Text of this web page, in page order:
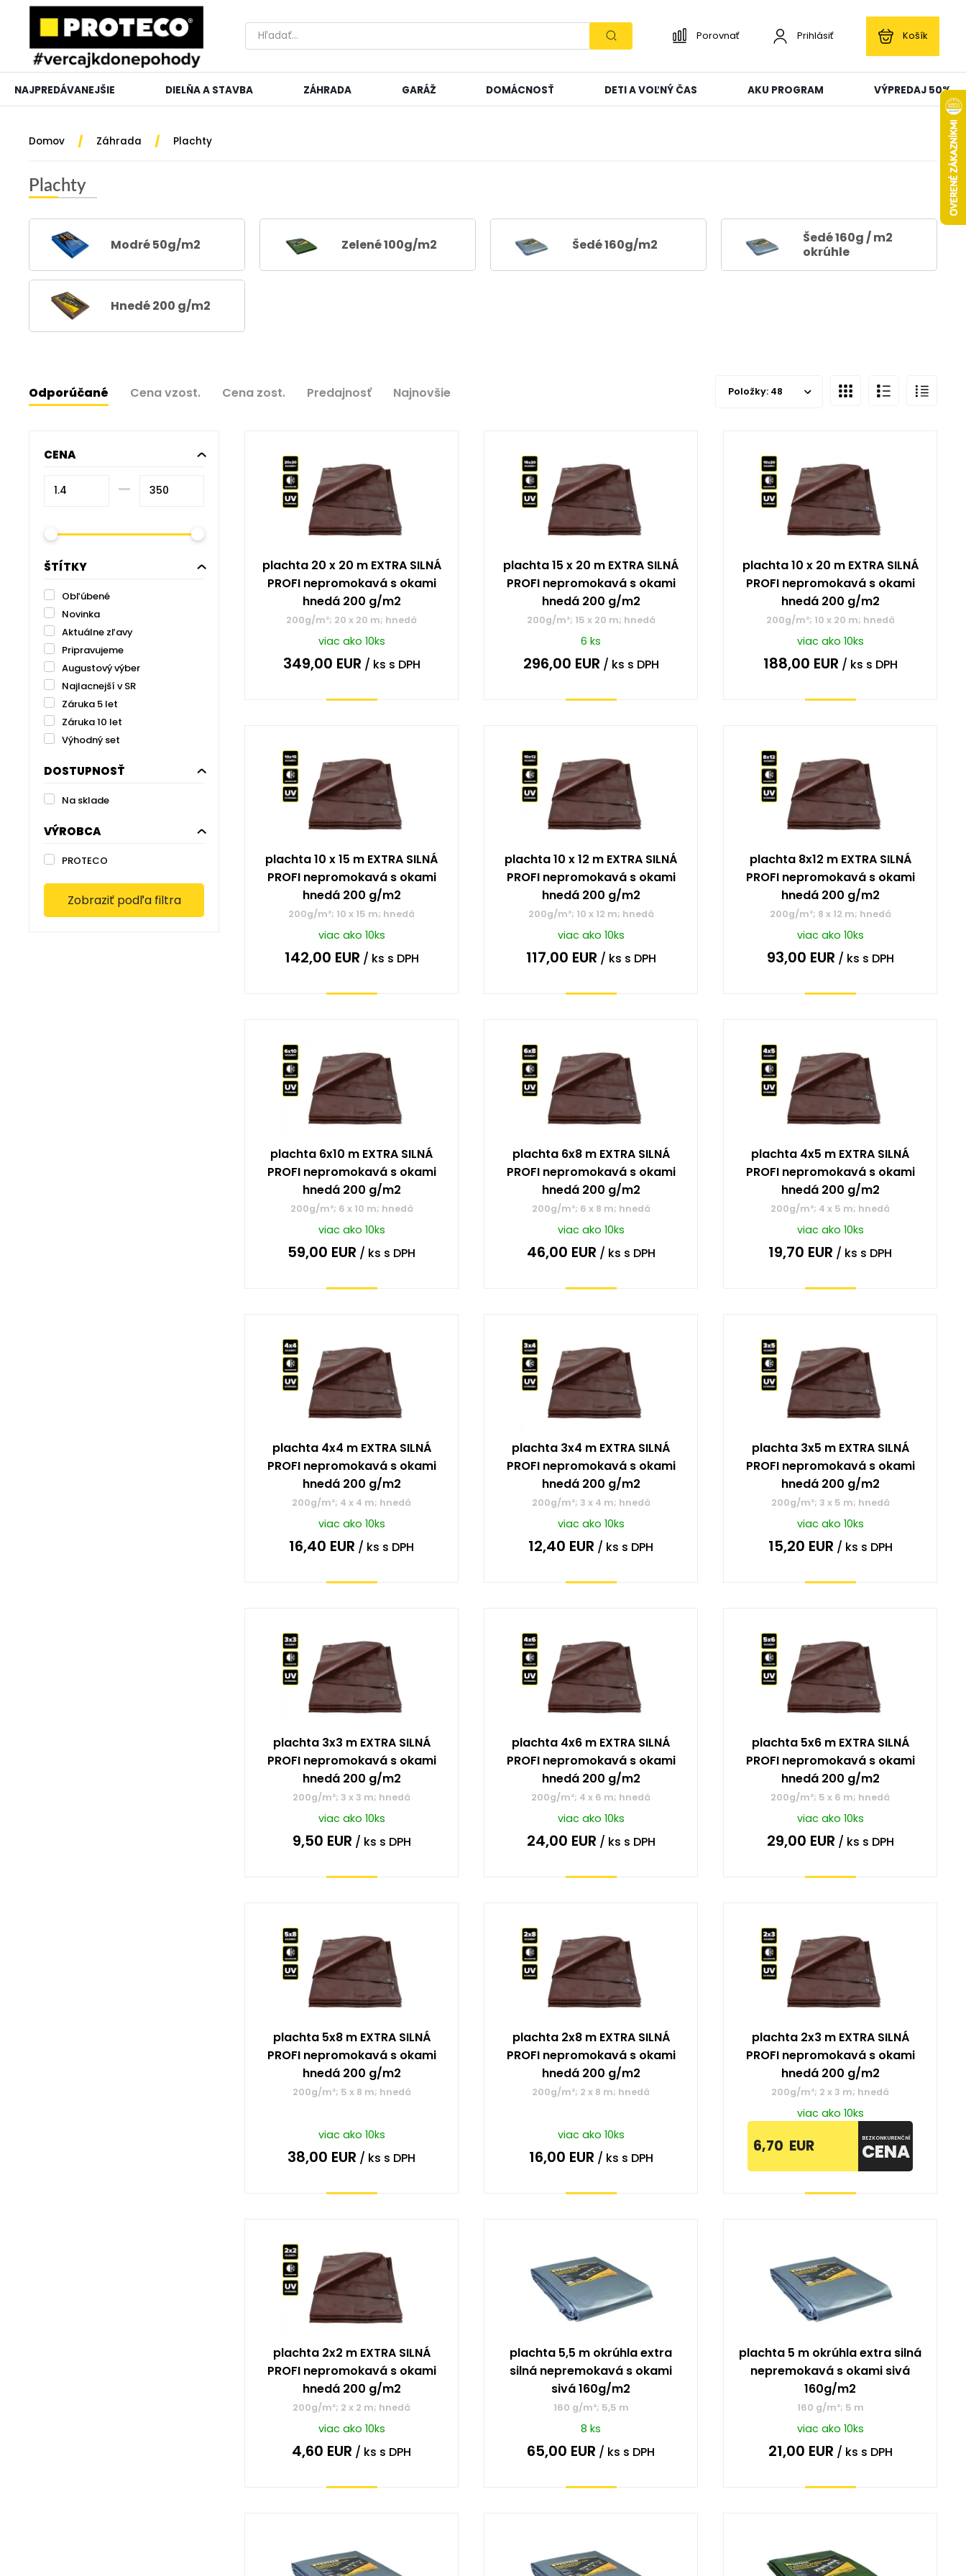
Porovnať Prihlásiť Košík
NAJPREDÁVANEJŠIE DIELŇA A STAVBA ZÁHRADA GARÁŽ DOMÁCNOSŤ DETI A VOĽNÝ ČAS AKU PROGRAM VÝPREDAJ 50%
Domov / Záhrada / Plachty
Plachty
Modré 50g/m2 Zelené 100g/m2 Šedé 160g/m2
Šedé 160g / m2
okrúhle
Hnedé 200 g/m2
Odporúčané Cena vzost. Cena zost. Predajnosť Najnovšie Položky: 48
CENA
–⁠
ŠTÍTKY
Obľúbené
Novinka
Aktuálne zľavy
Pripravujeme
Augustový výber
Najlacnejší v SR
Záruka 5 let
Záruka 10 let
Výhodný set
DOSTUPNOSŤ
Na sklade
VÝROBCA
PROTECO
Zobraziť podľa filtra
plachta 20 x 20 m EXTRA SILNÁ
PROFI nepromokavá s okami
hnedá 200 g/m2
200g/m²; 20 x 20 m; hnedá
viac ako 10ks
349,00 EUR / ks s DPH
plachta 15 x 20 m EXTRA SILNÁ
PROFI nepromokavá s okami
hnedá 200 g/m2
200g/m²; 15 x 20 m; hnedá
6 ks
296,00 EUR / ks s DPH
plachta 10 x 20 m EXTRA SILNÁ
PROFI nepromokavá s okami
hnedá 200 g/m2
200g/m²; 10 x 20 m; hnedá
viac ako 10ks
188,00 EUR / ks s DPH
plachta 10 x 15 m EXTRA SILNÁ
PROFI nepromokavá s okami
hnedá 200 g/m2
200g/m²; 10 x 15 m; hnedá
viac ako 10ks
142,00 EUR / ks s DPH
plachta 10 x 12 m EXTRA SILNÁ
PROFI nepromokavá s okami
hnedá 200 g/m2
200g/m²; 10 x 12 m; hnedá
viac ako 10ks
117,00 EUR / ks s DPH
plachta 8x12 m EXTRA SILNÁ
PROFI nepromokavá s okami
hnedá 200 g/m2
200g/m²; 8 x 12 m; hnedá
viac ako 10ks
93,00 EUR / ks s DPH
plachta 6x10 m EXTRA SILNÁ
PROFI nepromokavá s okami
hnedá 200 g/m2
200g/m²; 6 x 10 m; hnedá
viac ako 10ks
59,00 EUR / ks s DPH
plachta 6x8 m EXTRA SILNÁ
PROFI nepromokavá s okami
hnedá 200 g/m2
200g/m²; 6 x 8 m; hnedá
viac ako 10ks
46,00 EUR / ks s DPH
plachta 4x5 m EXTRA SILNÁ
PROFI nepromokavá s okami
hnedá 200 g/m2
200g/m²; 4 x 5 m; hnedá
viac ako 10ks
19,70 EUR / ks s DPH
plachta 4x4 m EXTRA SILNÁ
PROFI nepromokavá s okami
hnedá 200 g/m2
200g/m²; 4 x 4 m; hnedá
viac ako 10ks
16,40 EUR / ks s DPH
plachta 3x4 m EXTRA SILNÁ
PROFI nepromokavá s okami
hnedá 200 g/m2
200g/m²; 3 x 4 m; hnedá
viac ako 10ks
12,40 EUR / ks s DPH
plachta 3x5 m EXTRA SILNÁ
PROFI nepromokavá s okami
hnedá 200 g/m2
200g/m²; 3 x 5 m; hnedá
viac ako 10ks
15,20 EUR / ks s DPH
plachta 3x3 m EXTRA SILNÁ
PROFI nepromokavá s okami
hnedá 200 g/m2
200g/m²; 3 x 3 m; hnedá
viac ako 10ks
9,50 EUR / ks s DPH
plachta 4x6 m EXTRA SILNÁ
PROFI nepromokavá s okami
hnedá 200 g/m2
200g/m²; 4 x 6 m; hnedá
viac ako 10ks
24,00 EUR / ks s DPH
plachta 5x6 m EXTRA SILNÁ
PROFI nepromokavá s okami
hnedá 200 g/m2
200g/m²; 5 x 6 m; hnedá
viac ako 10ks
29,00 EUR / ks s DPH
plachta 5x8 m EXTRA SILNÁ
PROFI nepromokavá s okami
hnedá 200 g/m2
200g/m²; 5 x 8 m; hnedá
viac ako 10ks
38,00 EUR / ks s DPH
plachta 2x8 m EXTRA SILNÁ
PROFI nepromokavá s okami
hnedá 200 g/m2
200g/m²; 2 x 8 m; hnedá
viac ako 10ks
16,00 EUR / ks s DPH
plachta 2x3 m EXTRA SILNÁ
PROFI nepromokavá s okami
hnedá 200 g/m2
200g/m²; 2 x 3 m; hnedá
viac ako 10ks
6,70 EUR BEZKONKURENČNÍ
CENA
plachta 2x2 m EXTRA SILNÁ
PROFI nepromokavá s okami
hnedá 200 g/m2
200g/m²; 2 x 2 m; hnedá
viac ako 10ks
4,60 EUR / ks s DPH
plachta 5,5 m okrúhla extra
silná nepremokavá s okami
sivá 160g/m2
160 g/m²; 5,5 m
8 ks
65,00 EUR / ks s DPH
plachta 5 m okrúhla extra silná
nepremokavá s okami sivá
160g/m2
160 g/m²; 5 m
viac ako 10ks
21,00 EUR / ks s DPH